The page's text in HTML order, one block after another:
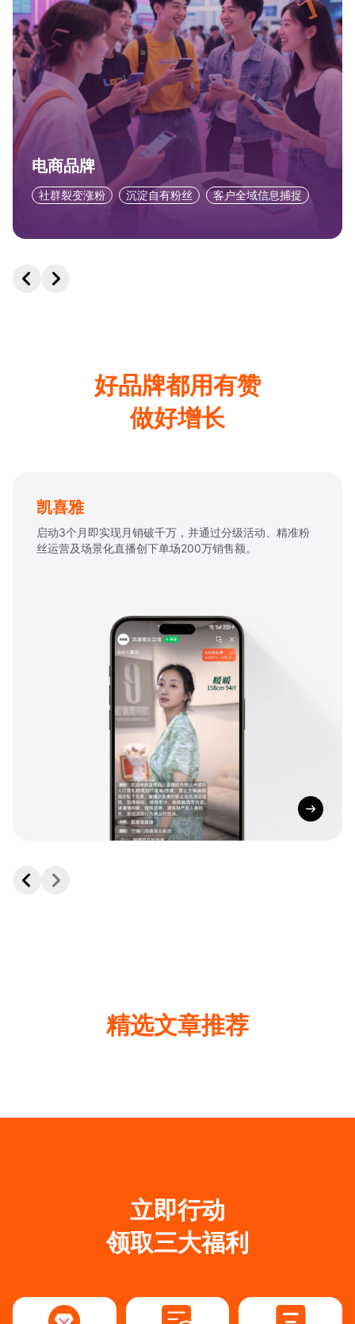
达人/KOL
流量变现
达人分佣
货品撮合，解决货源难题
门店商家
门店导购引流
导购分销
沉淀线下流量到私域用户池
电商品牌
社群裂变涨粉 沉淀自有粉丝 客户全域信息捕捉
好品牌都用有赞
做好增长
认养一头牛
通过视频号“专业营养师”人设分享牛奶知识+老客拉新激
励，绑定有赞小程序，缩短购买链路，单场直播销售额达
精选文章推荐
立即行动
领取三大福利